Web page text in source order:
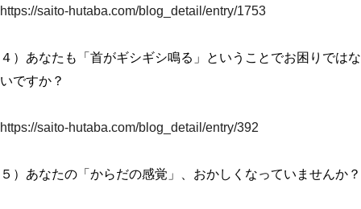
https://saito-hutaba.com/blog_detail/entry/1753
４）あなたも「首がギシギシ鳴る」ということでお困りではな
いですか？
https://saito-hutaba.com/blog_detail/entry/392
５）あなたの「からだの感覚」、おかしくなっていませんか？